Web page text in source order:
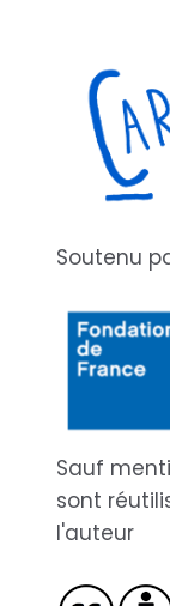
Soutenu
Sauf
sont
l'auteur